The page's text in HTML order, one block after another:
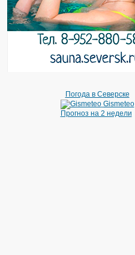
Погода в Северске
Gismeteo
Прогноз на 2 недели